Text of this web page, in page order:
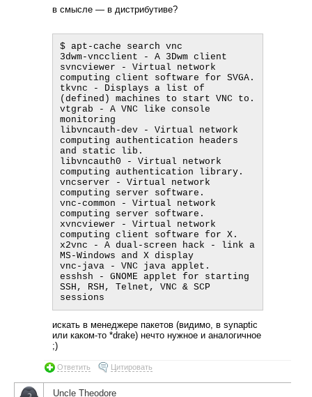
в смысле — в дистрибутиве?
$ apt-cache search vnc
3dwm-vncclient - A 3Dwm client
svncviewer - Virtual network
computing client software for SVGA.
tkvnc - Displays a list of
(defined) machines to start VNC to.
vtgrab - A VNC like console
monitoring
libvncauth-dev - Virtual network
computing authentication headers
and static lib.
libvncauth0 - Virtual network
computing authentication library.
vncserver - Virtual network
computing server software.
vnc-common - Virtual network
computing server software.
xvncviewer - Virtual network
computing client software for X.
x2vnc - A dual-screen hack - link a
MS-Windows and X display
vnc-java - VNC java applet.
esshsh - GNOME applet for starting
SSH, RSH, Telnet, VNC & SCP
искать в менеджере пакетов (видимо, в synaptic
или каком-то *drake) нечто нужное и аналогичное
;)
Ответить Цитировать
Uncle Theodore